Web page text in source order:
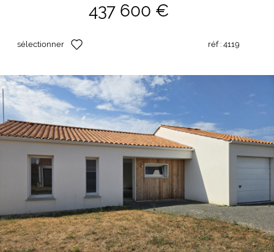
437 600 €
sélectionner réf : 4119